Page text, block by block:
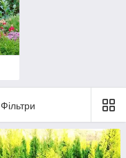
Фільтри